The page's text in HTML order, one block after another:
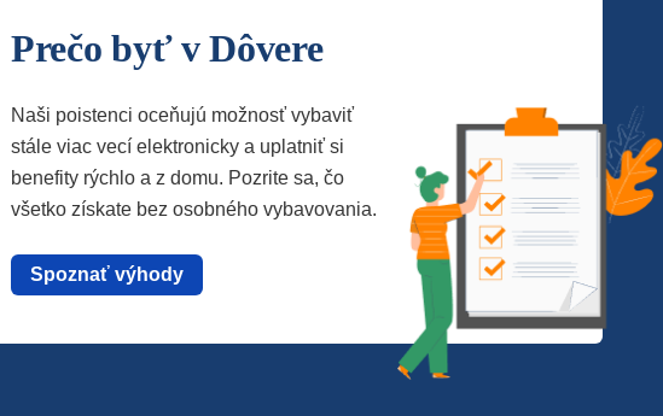
Prečo byť v Dôvere
Naši poistenci oceňujú možnosť vybaviť
stále viac vecí elektronicky a uplatniť si
benefity rýchlo a z domu. Pozrite sa, čo
všetko získate bez osobného vybavovania.
Spoznať výhody